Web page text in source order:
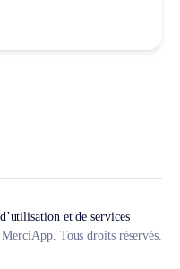
et de services
Tous droits réservés.